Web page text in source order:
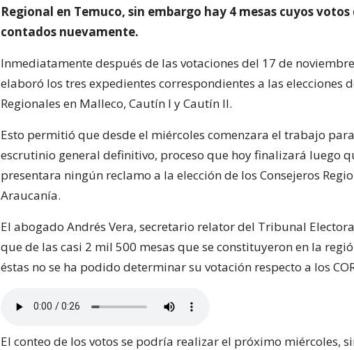
Regional en Temuco, sin embargo hay 4 mesas cuyos votos
contados nuevamente.
Inmediatamente después de las votaciones del 17 de
elaboró los tres expedientes correspondientes a las elecciones
Regionales en Malleco, Cautín I y Cautín II.
Esto permitió que desde el miércoles comenzara el trabajo
escrutinio general definitivo, proceso que hoy finalizará luego
presentara ningún reclamo a la elección de los Consejeros
Araucanía.
El abogado Andrés Vera, secretario relator del Tribunal
que de las casi 2 mil 500 mesas que se constituyeron en la
éstas no se ha podido determinar su votación respecto a los
El conteo de los votos se podría realizar el próximo miércoles,